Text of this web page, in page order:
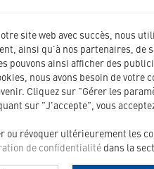
animaux castrés
site web avec succès, nous
ainsi qu'à nos partenaires,
pouvons ainsi afficher des
nous avons besoin de votre
Cliquez sur "Gérer les
sur "J'accepte", vous
ou révoquer ultérieurement les
de confidentialitédans la